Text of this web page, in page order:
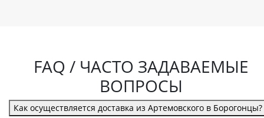
FAQ / ЧАСТО ЗАДАВАЕМЫЕ
ВОПРОСЫ
Как осуществляется доставка из Артемовского в Борогонцы?